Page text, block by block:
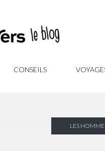
CONSEILS
LES